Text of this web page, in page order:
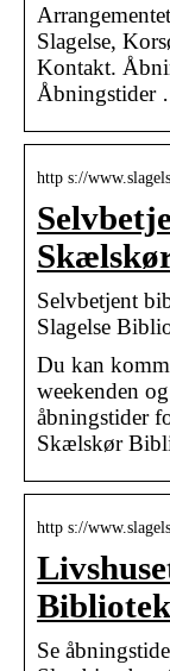
Slagelse,
Kontakt.
Åbningstider
http s://
Selvbetjent
Slagelse
Du kan
weekenden
åbningstider
Skælskør
http s://
Se